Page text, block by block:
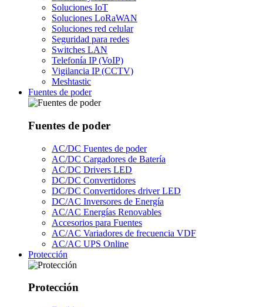
Soluciones IoT
Soluciones LoRaWAN
Soluciones red celular
Seguridad para redes
Switches LAN
Telefonía IP (VoIP)
Vigilancia IP (CCTV)
Meshtastic
Fuentes de poder
Fuentes de poder
AC/DC Fuentes de poder
AC/DC Cargadores de Batería
AC/DC Drivers LED
DC/DC Convertidores
DC/DC Convertidores driver LED
DC/AC Inversores de Energía
AC/AC Energías Renovables
Accesorios para Fuentes
AC/AC Variadores de frecuencia VDF
AC/AC UPS Online
Protección
Protección